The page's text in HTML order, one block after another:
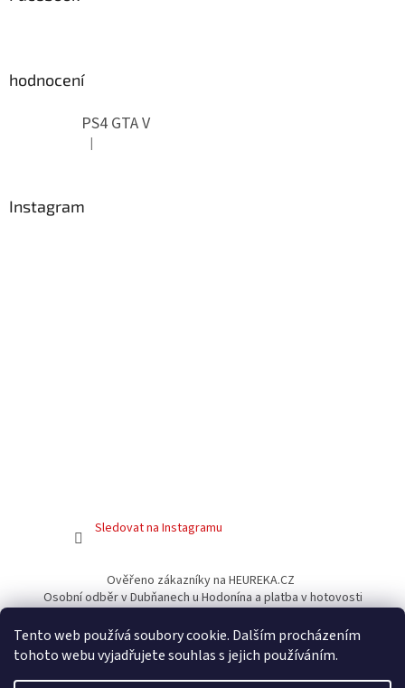
Tento web používá soubory cookie. Dalším procházením
tohoto webu vyjadřujete souhlas s jejich používáním.
hodnocení
PS4 GTA V
Hodnocení produktu je 5 z 5 hvězdiček.
|
Instagram
Sledovat na Instagramu
Ověřeno zákazníky na HEUREKA.CZ
Osobní odběr v Dubňanech u Hodonína a platba v hotovosti